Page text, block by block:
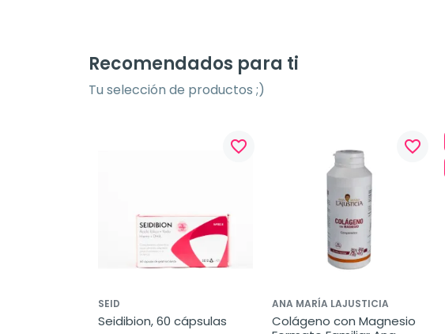
Recomendados para ti
Tu selección de productos ;)
favorite_border
SEID
Seidibion, 60 cápsulas
favorite_border
ANA MARÍA LAJUSTICIA
Colágeno con Magnesio